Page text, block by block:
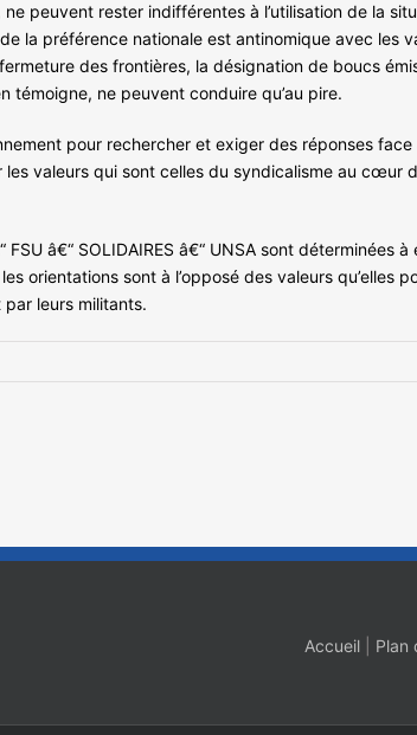
peuvent rester indifférentes à l’utilisation de la
la préférence nationale est antinomique avec les
des frontières, la désignation de boucs
témoigne, ne peuvent conduire qu’au pire.
pour rechercher et exiger des réponses
valeurs qui sont celles du syndicalisme au cœur
FSU â€“ SOLIDAIRES â€“ UNSA sont
orientations sont à l’opposé des valeurs
leurs militants.
Accueil Plan